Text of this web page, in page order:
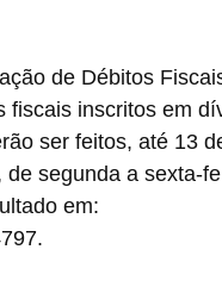
de Débitos
fiscais inscritos em
ser feitos, até 13
segunda a sexta-
em: